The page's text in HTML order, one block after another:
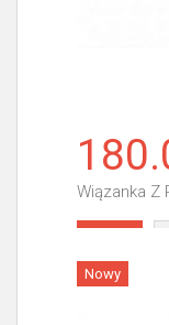
Wiązanka Z
Nowy